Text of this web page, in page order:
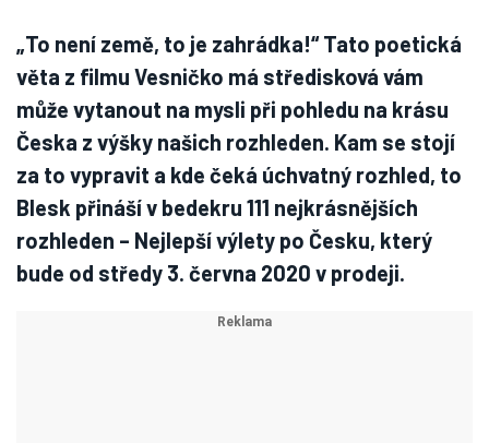
„To není země, to je zahrádka!“ Tato poetická
věta z filmu Vesničko má středisková vám
může vytanout na mysli při pohledu na krásu
Česka z výšky našich rozhleden. Kam se stojí
za to vypravit a kde čeká úchvatný rozhled, to
Blesk přináší v bedekru 111 nejkrásnějších
rozhleden – Nejlepší výlety po Česku, který
bude od středy 3. června 2020 v prodeji.